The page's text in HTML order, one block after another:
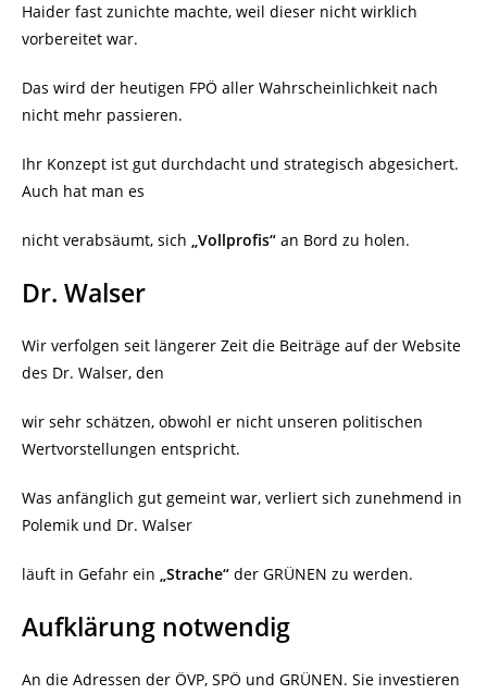
Haider fast zunichte machte, weil dieser nicht wirklich
vorbereitet war.
Das wird der heutigen FPÖ aller Wahrscheinlichkeit nach
nicht mehr passieren.
Ihr Konzept ist gut durchdacht und strategisch abgesichert.
Auch hat man es
nicht verabsäumt, sich „Vollprofis“ an Bord zu holen.
Dr. Walser
Wir verfolgen seit längerer Zeit die Beiträge auf der Website
des Dr. Walser, den
wir sehr schätzen, obwohl er nicht unseren politischen
Wertvorstellungen entspricht.
Was anfänglich gut gemeint war, verliert sich zunehmend in
Polemik und Dr. Walser
läuft in Gefahr ein „Strache“ der GRÜNEN zu werden.
Aufklärung notwendig
An die Adressen der ÖVP, SPÖ und GRÜNEN. Sie investieren